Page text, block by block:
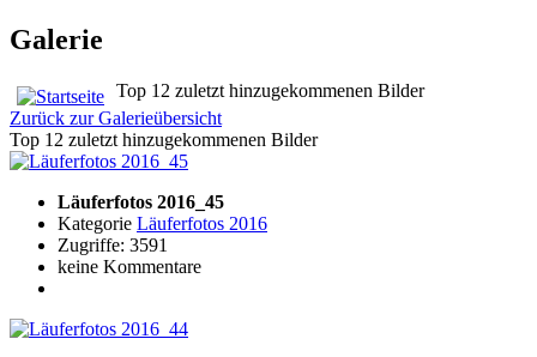
Galerie
Top 12 zuletzt hinzugekommenen Bilder
Zurück zur Galerieübersicht
Top 12 zuletzt hinzugekommenen Bilder
Läuferfotos 2016_45
Kategorie Läuferfotos 2016
Zugriffe: 3591
keine Kommentare